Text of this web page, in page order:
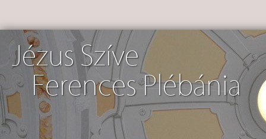
Jézus Szíve
Ferences Plébánia